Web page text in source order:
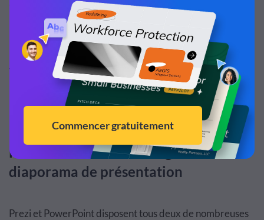
Par exemple, si vous souhaitez collaborer sur un
PowerPoint et devez le télécharger sur leur cloud, un
fichier PPT ne fonctionnera pas. Il doit s'agir d'une version
plus récente comme PPTX.
Fonctionnalités de ces logiciels de
diaporama de présentation
Prezi et PowerPoint disposent tous deux de nombreuses